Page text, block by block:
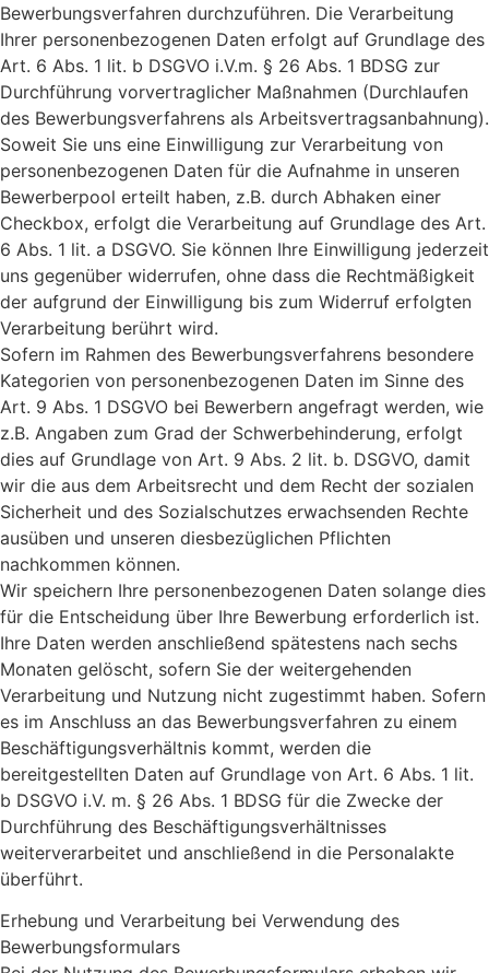
Bewerbungsverfahren durchzuführen. Die Verarbeitung
Ihrer personenbezogenen Daten erfolgt auf Grundlage des
Art. 6 Abs. 1 lit. b DSGVO i.V.m. § 26 Abs. 1 BDSG zur
Durchführung vorvertraglicher Maßnahmen (Durchlaufen
des Bewerbungsverfahrens als Arbeitsvertragsanbahnung).
Soweit Sie uns eine Einwilligung zur Verarbeitung von
personenbezogenen Daten für die Aufnahme in unseren
Bewerberpool erteilt haben, z.B. durch Abhaken einer
Checkbox, erfolgt die Verarbeitung auf Grundlage des Art.
6 Abs. 1 lit. a DSGVO. Sie können Ihre Einwilligung jederzeit
uns gegenüber widerrufen, ohne dass die Rechtmäßigkeit
der aufgrund der Einwilligung bis zum Widerruf erfolgten
Verarbeitung berührt wird.
Sofern im Rahmen des Bewerbungsverfahrens besondere
Kategorien von personenbezogenen Daten im Sinne des
Art. 9 Abs. 1 DSGVO bei Bewerbern angefragt werden, wie
z.B. Angaben zum Grad der Schwerbehinderung, erfolgt
dies auf Grundlage von Art. 9 Abs. 2 lit. b. DSGVO, damit
wir die aus dem Arbeitsrecht und dem Recht der sozialen
Sicherheit und des Sozialschutzes erwachsenden Rechte
ausüben und unseren diesbezüglichen Pflichten
nachkommen können.
Wir speichern Ihre personenbezogenen Daten solange dies
für die Entscheidung über Ihre Bewerbung erforderlich ist.
Ihre Daten werden anschließend spätestens nach sechs
Monaten gelöscht, sofern Sie der weitergehenden
Verarbeitung und Nutzung nicht zugestimmt haben. Sofern
es im Anschluss an das Bewerbungsverfahren zu einem
Beschäftigungsverhältnis kommt, werden die
bereitgestellten Daten auf Grundlage von Art. 6 Abs. 1 lit.
b DSGVO i.V. m. § 26 Abs. 1 BDSG für die Zwecke der
Durchführung des Beschäftigungsverhältnisses
weiterverarbeitet und anschließend in die Personalakte
überführt.
Erhebung und Verarbeitung bei Verwendung des
Bewerbungsformulars